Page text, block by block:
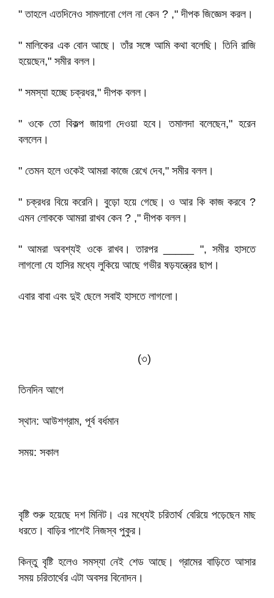
" তাহলে এতদিনেও সামলানো গেল না কেন ? ," দীপক জিজ্ঞেস করল।
" মালিকের এক বোন আছে। তাঁর সঙ্গে আমি কথা বলেছি। তিনি রাজি
হয়েছেন," সমীর বলল।
" সমস্যা হচ্ছে চক্রধর," দীপক বলল।
" ওকে তো বিকল্প জায়গা দেওয়া হবে। তমালদা বলেছেন," হরেন
বললেন।
" তেমন হলে ওকেই আমরা কাজে রেখে দেব," সমীর বলল।
" চক্রধর বিয়ে করেনি। বুড়ো হয়ে গেছে। ও আর কি কাজ করবে ?
এমন লোককে আমরা রাখব কেন ? ," দীপক বলল।
" আমরা অবশ্যই ওকে রাখব। তারপর _____ ", সমীর হাসতে
লাগলো যে হাসির মধ্যে লুকিয়ে আছে গভীর ষড়যন্ত্রের ছাপ।
এবার বাবা এবং দুই ছেলে সবাই হাসতে লাগলো।
(৩)
তিনদিন আগে
স্থান: আউশগ্রাম, পূর্ব বর্ধমান
সময়: সকাল
বৃষ্টি শুরু হয়েছে দশ মিনিট। এর মধ্যেই চরিতার্থ বেরিয়ে পড়েছেন মাছ
ধরতে। বাড়ির পাশেই নিজস্ব পুকুর।
কিন্তু বৃষ্টি হলেও সমস্যা নেই শেড আছে। গ্রামের বাড়িতে আসার
সময় চরিতার্থের এটা অবসর বিনোদন।